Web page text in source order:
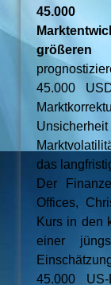
45.000
größeren
45.000
das
Der
Offices,
Kurs in den
einer
45.000